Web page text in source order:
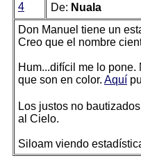
4 De: Nuala
Don Manuel tiene un
Creo que el nombre
Hum...difícil me lo
que son en color. Aquí
Los justos no bautizados
al Cielo.
Siloam viendo